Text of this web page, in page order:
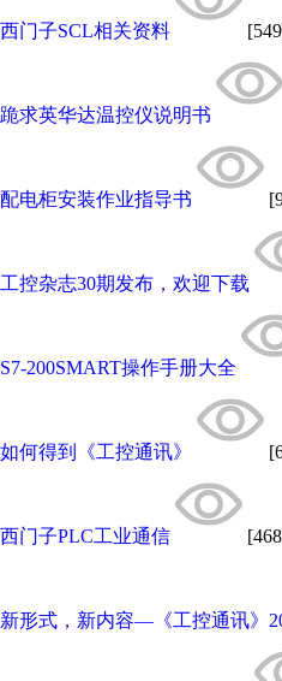
西门子SCL相关资料
跪求英华达温控仪说明书
配电柜安装作业指导书
工控杂志30期发布，欢迎下载
S7-200SMART操作手册大全
如何得到《工控通讯》
西门子PLC工业通信
新形式，新内容—《工控通讯》